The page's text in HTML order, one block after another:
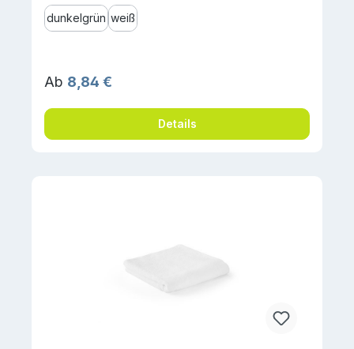
dunkelgrün weiß
Regulärer Preis:
Ab 8,84 €
Details